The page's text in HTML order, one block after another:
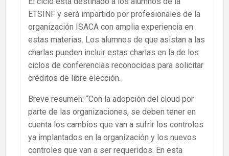
ETSINF y será impartido por profesionales de la
organización ISACA con amplia experiencia en
estas materias. Los alumnos de que asistan a las
charlas pueden incluir estas charlas en la de los
ciclos de conferencias reconocidas para solicitar
créditos de libre elección.
Breve resumen: “Con la adopción del cloud por
parte de las organizaciones, se deben tener en
cuenta los cambios que van a sufrir los controles
ya implantados en la organización y los nuevos
controles que van a ser requeridos. En esta